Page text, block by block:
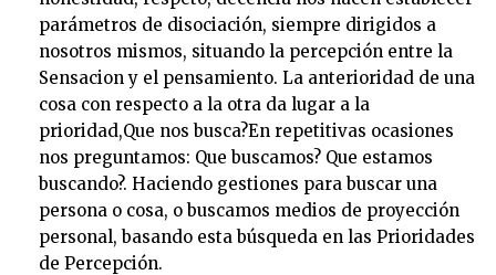
parámetros de disociación, siempre dirigidos a
nosotros mismos, situando la percepción entre la
Sensacion y el pensamiento. La anterioridad de una
cosa con respecto a la otra da lugar a la
prioridad,Que nos busca?En repetitivas ocasiones
nos preguntamos: Que buscamos? Que estamos
buscando?. Haciendo gestiones para buscar una
persona o cosa, o buscamos medios de proyección
personal, basando esta búsqueda en las Prioridades
de Percepción.